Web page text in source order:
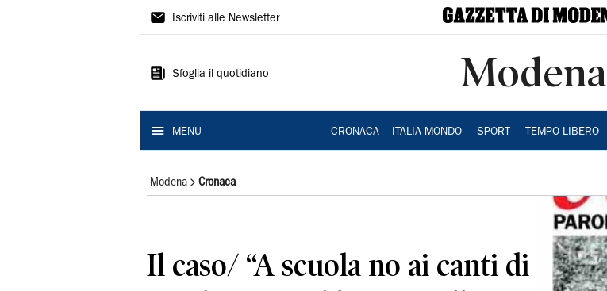
Gazzetta
Modena
Iscriviti alle Newsletter
Sfoglia il quotidiano Modena
MENU CRONACA ITALIA MONDO SPORT TEMPO LIBERO
Modena Cronaca
Il caso/ “A scuola no ai canti di